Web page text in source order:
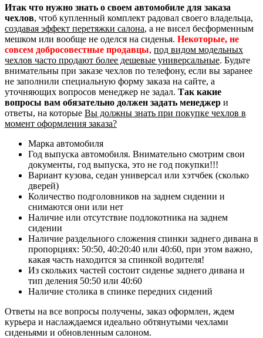
Итак что нужно знать о своем автомобиле для заказа
чехлов, чтоб купленный комплект радовал своего владельца,
создавая эффект перетяжки салона, а не висел бесформенным
мешком или вообще не оделся на сиденья. Некоторые, не
совсем добросовестные продавцы, под видом модельных
чехлов часто продают более дешевые универсальные. Будьте
внимательны при заказе чехлов по телефону, если вы заранее
не заполнили специальную форму заказа на сайте, а
уточняющих вопросов менеджер не задал. Так какие
вопросы вам обязательно должен задать менеджер и
ответы, на которые Вы должны знать при покупке чехлов в
момент оформления заказа?
Марка автомобиля
Год выпуска автомобиля. Внимательно смотрим свои
документы, год выпуска, это не год покупки!!!
Вариант кузова, седан универсал или хэтчбек (сколько
дверей)
Количество подголовников на заднем сидении и
снимаются они или нет
Наличие или отсутствие подлокотника на заднем
сидении
Наличие раздельного сложения спинки заднего дивана в
пропорциях: 50:50, 40:20:40 или 40:60, при этом важно,
какая часть находится за спинкой водителя!
Из скольких частей состоит сиденье заднего дивана и
тип деления 50:50 или 40:60
Наличие столика в спинке передних сидений
Ответы на все вопросы получены, заказ оформлен, ждем
курьера и наслаждаемся идеально обтянутыми чехлами
сиденьями и обновленным салоном.